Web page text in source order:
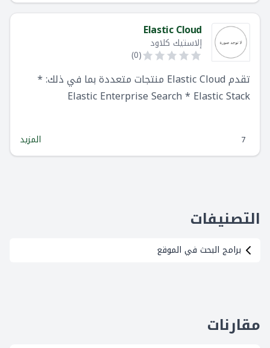
Elastic Cloud
إلاستيك كلاود
(
0
)
تقدم Elastic Cloud منتجات متعددة بما في ذلك: *
Elastic Enterprise Search * Elastic Stack
7 المزيد
التصنيفات
برامج البحث في الموقع
مقارنات